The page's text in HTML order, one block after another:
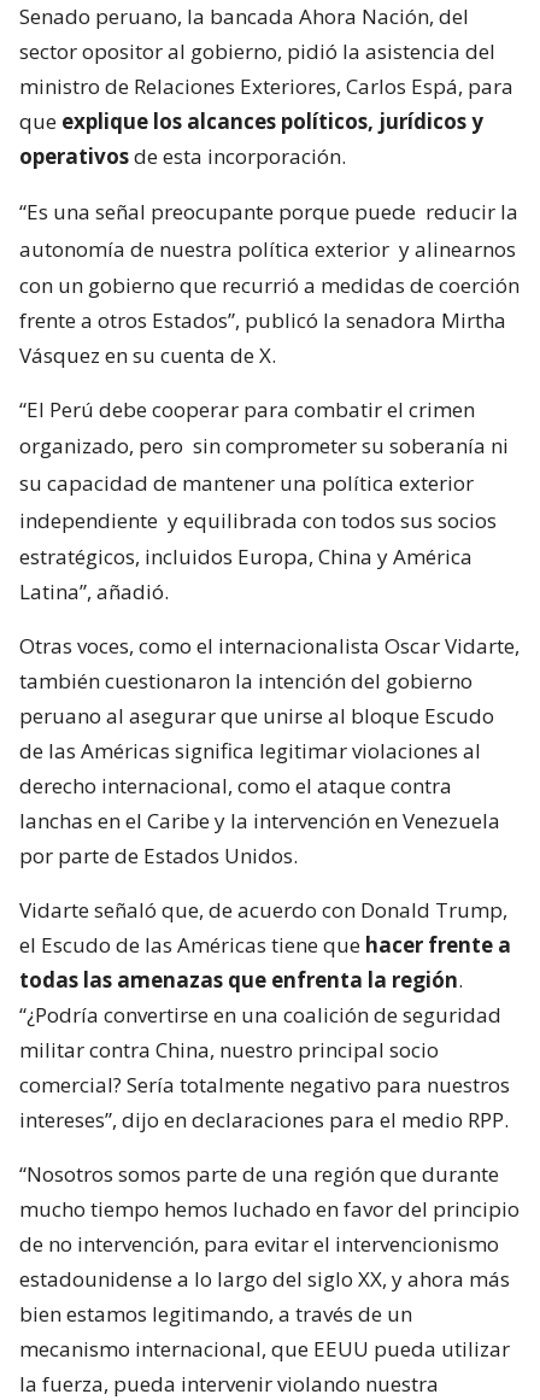
Senado peruano, la bancada Ahora Nación, del
sector opositor al gobierno, pidió la asistencia del
ministro de Relaciones Exteriores, Carlos Espá, para
que explique los alcances políticos, jurídicos y
operativosde esta incorporación.
“Es una señal preocupante porque puede reducir la
autonomía de nuestra política exterior y alinearnos
con un gobierno que recurrió a medidas de coerción
frente a otros Estados”, publicó la senadora Mirtha
Vásquez en su cuenta de X.
“El Perú debe cooperar para combatir el crimen
organizado, pero sin comprometer su soberanía ni
su capacidad de mantener una política exterior
independiente y equilibrada con todos sus socios
estratégicos, incluidos Europa, China y América
Latina”, añadió.
Otras voces, como el internacionalista Oscar Vidarte,
también cuestionaron la intención del gobierno
peruano al asegurar que unirse al bloque Escudo
de las Américas significa legitimar violaciones al
derecho internacional, como el ataque contra
lanchas en el Caribe y la intervención en Venezuela
por parte de Estados Unidos.
Vidarte señaló que, de acuerdo con Donald Trump,
el Escudo de las Américas tiene que hacer frente a
todas las amenazas que enfrenta la región.
“¿Podría convertirse en una coalición de seguridad
militar contra China, nuestro principal socio
comercial? Sería totalmente negativo para nuestros
intereses”, dijo en declaraciones para el medio RPP.
“Nosotros somos parte de una región que durante
mucho tiempo hemos luchado en favor del principio
de no intervención, para evitar el intervencionismo
estadounidense a lo largo del siglo XX, y ahora más
bien estamos legitimando, a través de un
mecanismo internacional, que EEUU pueda utilizar
la fuerza, pueda intervenir violando nuestra